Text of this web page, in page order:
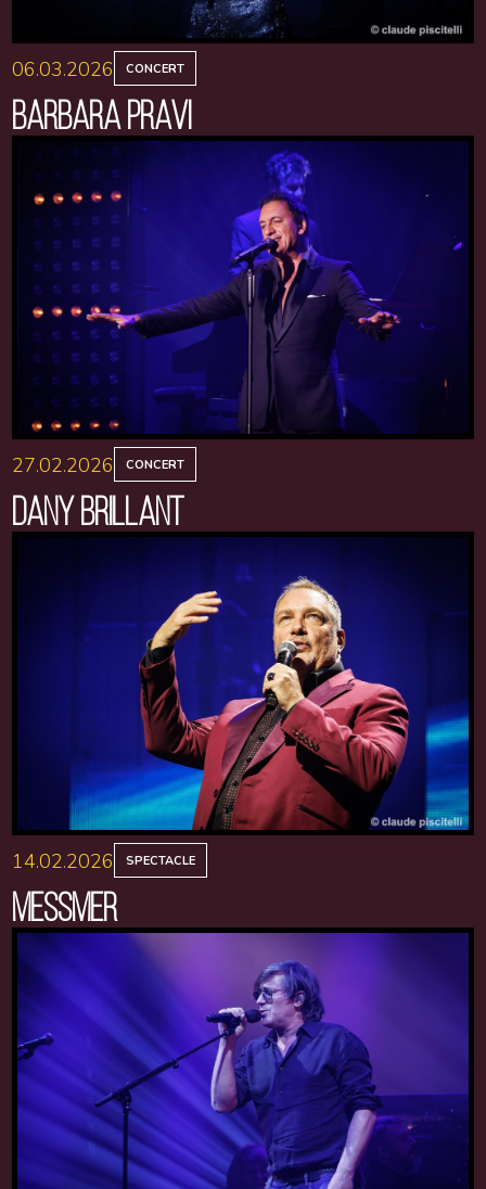
06.03.2026 CONCERT
BARBARA PRAVI
27.02.2026 CONCERT
DANY BRILLANT
14.02.2026 SPECTACLE
MESSMER